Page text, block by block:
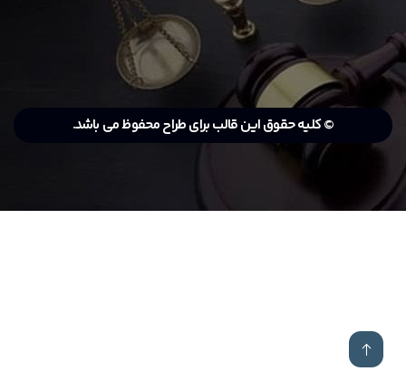
© کلیه حقوق این قالب برای طراح محفوظ می باشد.